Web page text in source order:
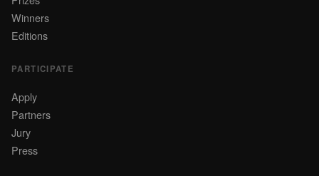
Winners
Editions
PARTICIPATE
Apply
Partners
Jury
Press